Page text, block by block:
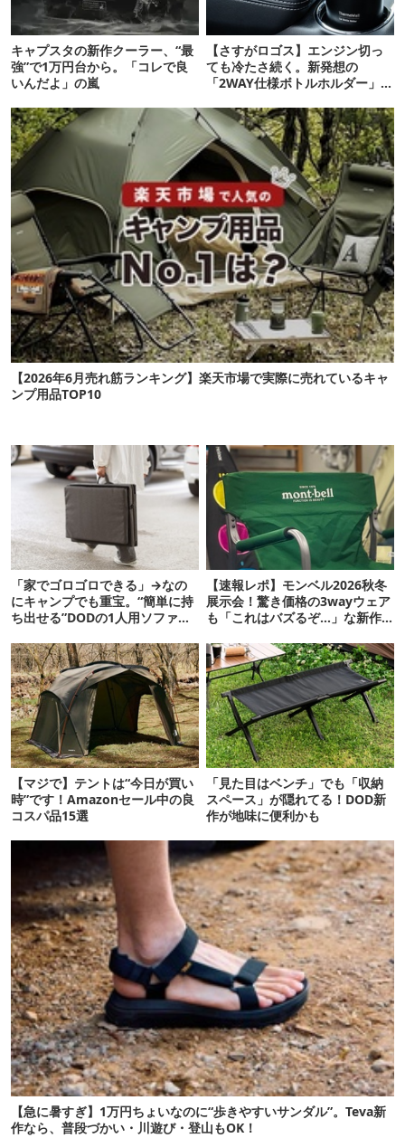
キャプスタの新作クーラー、“最
強”で1万円台から。「コレで良
いんだよ」の嵐
【さすがロゴス】エンジン切っ
ても冷たさ続く。新発想の
「2WAY仕様ボトルホルダー」が
【2026年6月売れ筋ランキング】楽天市場で実際に売れているキャ
ンプ用品TOP10
「家でゴロゴロできる」→なの
にキャンプでも重宝。“簡単に持
ち出せる”DODの1人用ソファが
【速報レポ】モンベル2026秋冬
展示会！驚き価格の3wayウェア
も「これはバズるぞ…」な新作
【マジで】テントは“今日が買い
時”です！Amazonセール中の良
コスパ品15選
「見た目はベンチ」でも「収納
スペース」が隠れてる！DOD新
作が地味に便利かも
【急に暑すぎ】1万円ちょいなのに“歩きやすいサンダル”。Teva新
作なら、普段づかい・川遊び・登山もOK！